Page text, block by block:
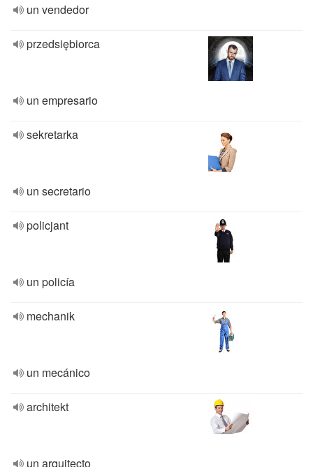
un vendedor
przedsiębiorca
un empresario
sekretarka
un secretario
policjant
un policía
mechanik
un mecánico
architekt
un arquitecto